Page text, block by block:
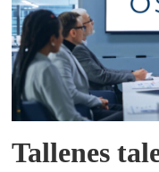
Tallenes